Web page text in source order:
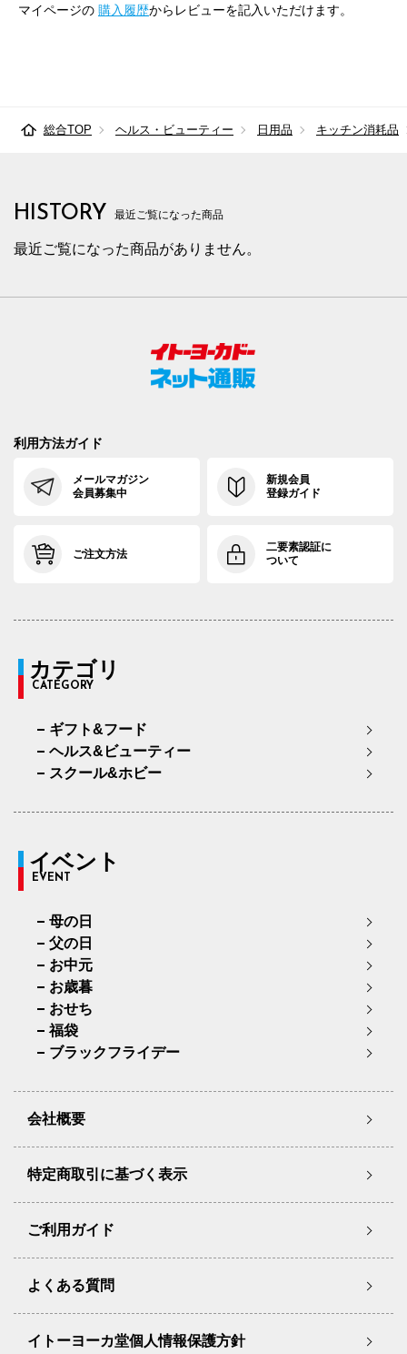
マイページの 購入履歴からレビューを記入いただけます。
総合TOP ヘルス・ビューティー 日用品 キッチン消耗品
HISTORY 最近ご覧になった商品
最近ご覧になった商品がありません。
利用方法ガイド
メールマガジン
会員募集中
新規会員
登録ガイド
ご注文方法
二要素認証に
ついて
カテゴリ
CATEGORY
ギフト&フード
ヘルス&ビューティー
スクール&ホビー
イベント
EVENT
母の日
父の日
お中元
お歳暮
おせち
福袋
ブラックフライデー
会社概要
特定商取引に基づく表示
ご利用ガイド
よくある質問
イトーヨーカ堂個人情報保護方針